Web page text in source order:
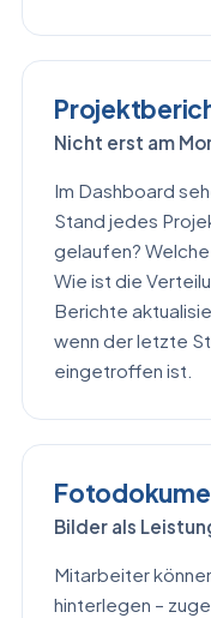
Nicht erst am
Im Dashboard
Stand jedes
gelaufen?
Wie ist die
Berichte
wenn der letzte
eingetroffen ist.
Bilder als
Mitarbeiter
hinterlegen –